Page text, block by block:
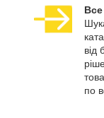
від
по